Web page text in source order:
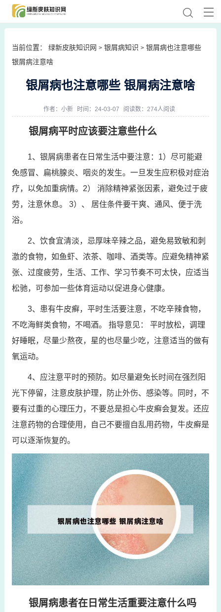
当前位置： 绿新皮肤知识网 > 银屑病知识 > 银屑病也注意哪些
银屑病注意啥
银屑病也注意哪些 银屑病注意啥
作者： 小新 时间：24-03-07 阅读数：274人阅读
银屑病平时应该要注意些什么
1、银屑病患者在日常生活中要注意：1）尽可能避
免感冒、扁桃腺炎、咽炎的发生。一旦发生应积极对症治
疗，以免加重病情。2） 消除精神紧张因素，避免过于疲
劳，注意休息。 3）、 居住条件要干爽、通风、便于洗
浴。
2、饮食宜清淡，忌厚味辛辣之品，避免易致敏和刺
激的食物，如鱼虾、浓茶、咖啡、酒类等。应避免精神紧
张、过度疲劳，生活、工作、学习节奏不可太快，应适当
松驰，可参加一些体育运动以促进身心健康。
3、患有牛皮癣，平时生活要注意，不吃辛辣食物，
不吃海鲜类食物，不喝酒。 指导意见： 平时放松，调理
好睡眠，尽量少熬夜，星的也尽量少吃，注意适当的做有
氧运动。
4、应注意平时的预防。如尽量避免长时间在强烈阳
光下停留，注意皮肤护理，防止外伤、感染等。同时，不
要有过重的心理压力，不要总是担心牛皮癣会复发。还应
注意药物的合理使用，自己不要擅自乱用药物，牛皮癣是
可以逐渐恢复的。
银屑病患者在日常生活重要注意什么吗